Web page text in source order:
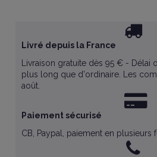
Livré depuis la France
Livraison gratuite dès 95 € - Délai
plus long que d'ordinaire. Les
août.
Paiement sécurisé
CB, Paypal, paiement en